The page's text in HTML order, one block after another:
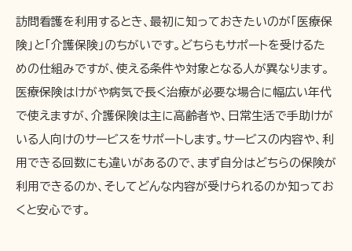
訪問看護を利用するとき、最初に知っておきたいのが「医療保
険」と「介護保険」のちがいです。どちらもサポートを受けるた
めの仕組みですが、使える条件や対象となる人が異なります。
医療保険はけがや病気で長く治療が必要な場合に幅広い年代
で使えますが、介護保険は主に高齢者や、日常生活で手助けが
いる人向けのサービスをサポートします。サービスの内容や、利
用できる回数にも違いがあるので、まず自分はどちらの保険が
利用できるのか、そしてどんな内容が受けられるのか知ってお
くと安心です。